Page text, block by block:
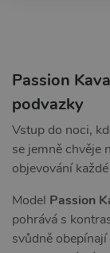
Passion
podvazky
Vstup do noci,
se jemně chvěje
objevování
Model Passion
pohrává s
svůdně